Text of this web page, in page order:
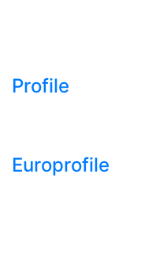
Profile
Europrofile